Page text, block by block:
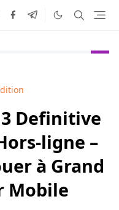
Definitive
ligne –
à Grand
Mobile